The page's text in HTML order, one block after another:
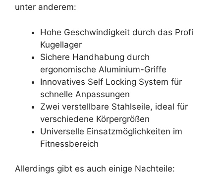
unter anderem:
Hohe Geschwindigkeit durch das Profi
Kugellager
Sichere Handhabung durch
ergonomische Aluminium-Griffe
Innovatives Self Locking System für
schnelle Anpassungen
Zwei verstellbare Stahlseile, ideal für
verschiedene Körpergrößen
Universelle Einsatzmöglichkeiten im
Fitnessbereich
Allerdings gibt es auch einige Nachteile: